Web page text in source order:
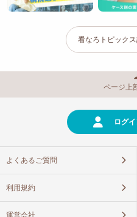
看なろトピック
ページ上
ログ
よくあるご質問
利用規約
運営会社